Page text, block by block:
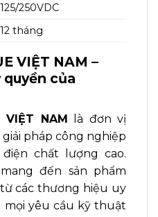
125/250VDC
12 tháng
VIỆT NAM –
quyền của
NAM là đơn vị
pháp công nghiệp
chất lượng cao.
đến sản phẩm
các thương hiệu uy
mọi yêu cầu kỹ thuật